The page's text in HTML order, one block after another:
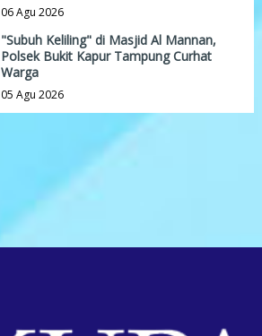
06 Agu 2026
"Subuh Keliling" di Masjid Al Mannan,
Polsek Bukit Kapur Tampung Curhat
Warga
05 Agu 2026